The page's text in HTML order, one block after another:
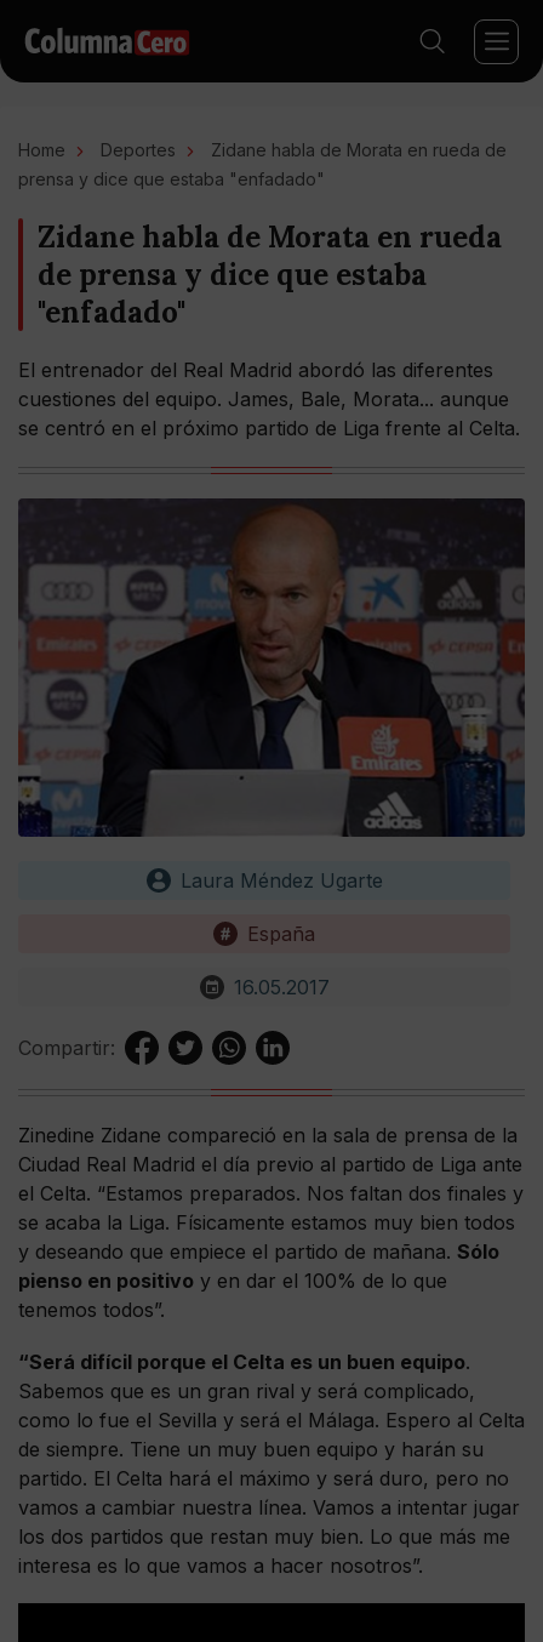
Home Deportes
Zidane habla de Morata en rueda de
prensa y dice que estaba "enfadado"
Zidane habla de Morata en rueda
de prensa y dice que estaba
"enfadado"
El entrenador del Real Madrid abordó las diferentes
cuestiones del equipo. James, Bale, Morata... aunque
se centró en el próximo partido de Liga frente al Celta.
Laura Méndez Ugarte
España
16.05.2017
Compartir:
Zinedine Zidane compareció en la sala de prensa de la
Ciudad Real Madrid el día previo al partido de Liga ante
el Celta. “Estamos preparados. Nos faltan dos finales y
se acaba la Liga. Físicamente estamos muy bien todos
y deseando que empiece el partido de mañana. Sólo
pienso en positivo y en dar el 100% de lo que
tenemos todos”.
“Será difícil porque el Celta es un buen equipo.
Sabemos que es un gran rival y será complicado,
como lo fue el Sevilla y será el Málaga. Espero al Celta
de siempre. Tiene un muy buen equipo y harán su
partido. El Celta hará el máximo y será duro, pero no
vamos a cambiar nuestra línea. Vamos a intentar jugar
los dos partidos que restan muy bien. Lo que más me
interesa es lo que vamos a hacer nosotros”.